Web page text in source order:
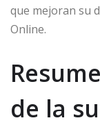
que mejoran su
Online.
de la